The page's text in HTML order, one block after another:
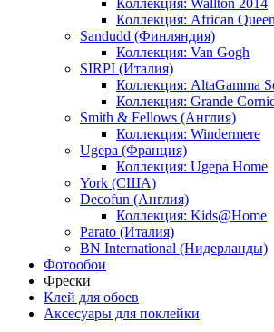
Коллекция: Wallton 2014
Коллекция: African
Sandudd (Финляндия)
Коллекция: Van Gogh
SIRPI (Италия)
Коллекция: AltaGamma
Коллекция: Grande
Smith & Fellows (Англия)
Коллекция: Windermere
Ugepa (Франция)
Коллекция: Ugepa Home
York (США)
Decofun (Англия)
Коллекция: Kids@Home
Parato (Италия)
BN International (Нидерланды)
Фотообои
Фрески
Клей для обоев
Аксесуары для поклейки